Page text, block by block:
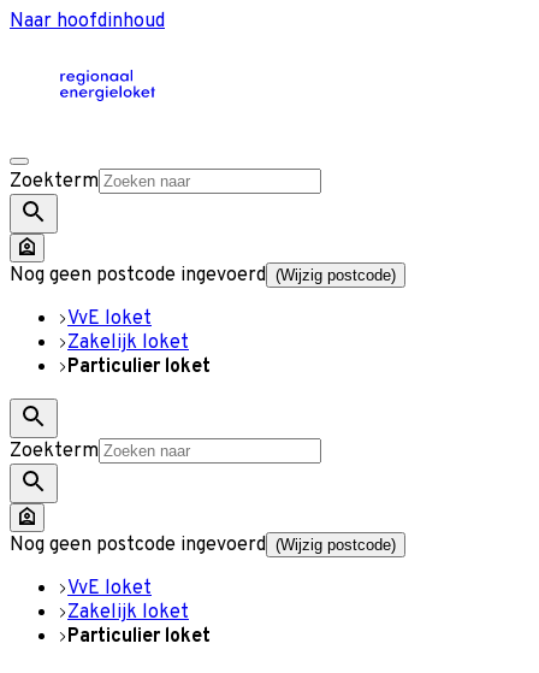
Naar hoofdinhoud
Zoekterm
Nog geen postcode ingevoerd (Wijzig postcode)
VvE loket
Zakelijk loket
Particulier loket
Zoekterm
Nog geen postcode ingevoerd (Wijzig postcode)
VvE loket
Zakelijk loket
Particulier loket